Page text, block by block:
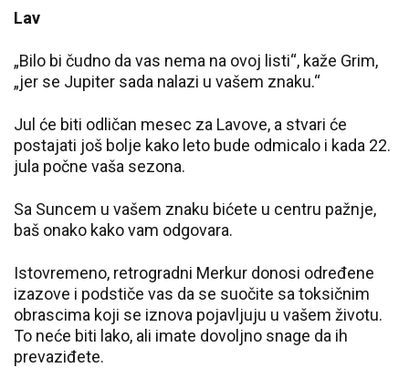
Lav
„Bilo bi čudno da vas nema na ovoj listi“, kaže Grim,
„jer se Jupiter sada nalazi u vašem znaku.“
Jul će biti odličan mesec za Lavove, a stvari će
postajati još bolje kako leto bude odmicalo i kada 22.
jula počne vaša sezona.
Sa Suncem u vašem znaku bićete u centru pažnje,
baš onako kako vam odgovara.
Istovremeno, retrogradni Merkur donosi određene
izazove i podstiče vas da se suočite sa toksičnim
obrascima koji se iznova pojavljuju u vašem životu.
To neće biti lako, ali imate dovoljno snage da ih
prevaziđete.